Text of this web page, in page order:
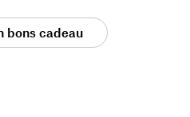
bons cadeau